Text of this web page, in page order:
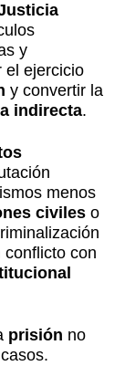
y
el ejercicio
y convertir la
indirecta.
menos
civiles o
con
prisión no